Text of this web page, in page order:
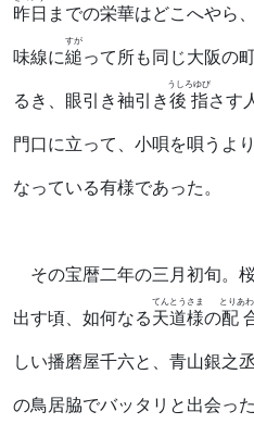
昨日 までの栄華はどこへやら
味線に縋
すが
って所も同じ大阪の
るき、眼引き袖引き後指
うしろゆび
さす
門口に立って、小唄を唄うよ
なっている有様であった。
その宝暦二年の三月初旬。
出す頃、如何なる天道様
てんとうさま
の配
とりあ
しい播磨屋千六と、青山銀之
の鳥居脇でバッタリと出会っ